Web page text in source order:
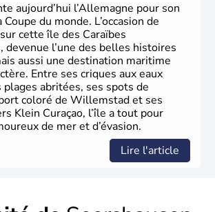
aujourd’hui l’Allemagne pour son
du monde. L’occasion de
cette île des Caraïbes
devenue l’une des belles histoires
aussi une destination maritime
Entre ses criques aux eaux
abritées, ses spots de
coloré de Willemstad et ses
Klein Curaçao, l’île a tout pour
de mer et d’évasion.
Lire l'article